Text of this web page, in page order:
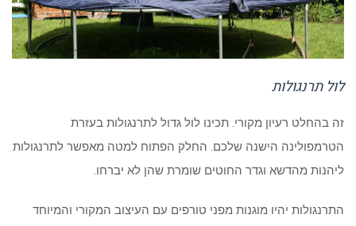
לול תרנגולות
זה בהחלט רעיון מקורי. תכינו לול גדול לתרנגולות בעזרת
הטרמפולינה הישנה שלכם. החלק הפתוח למטה מאפשר לתרנגולות
ליהנות מהדשא וגדר החוטים שומרת שהן לא יברחו.
התרנגולות יהיו מוגנות מפני טורפים עם העיצוב המקורי והמיוחד